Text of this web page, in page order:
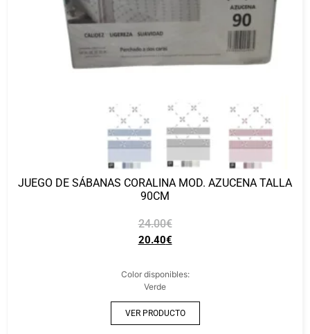
JUEGO DE SÁBANAS CORALINA MOD. AZUCENA TALLA
90CM
24.00€
20.40€
Color disponibles:
Verde
VER PRODUCTO